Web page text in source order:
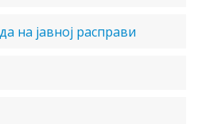
на јавној расправи